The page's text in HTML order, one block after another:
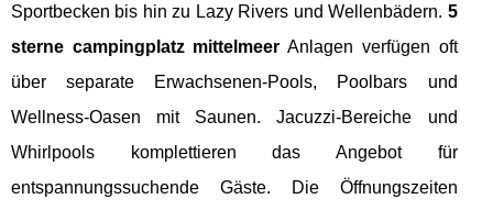
Sportbecken bis hin zu Lazy Rivers und Wellenbädern. 5
sterne campingplatz mittelmeer Anlagen verfügen oft
über separate Erwachsenen-Pools, Poolbars und
Wellness-Oasen mit Saunen. Jacuzzi-Bereiche und
Whirlpools komplettieren das Angebot für
entspannungssuchende Gäste. Die Öffnungszeiten